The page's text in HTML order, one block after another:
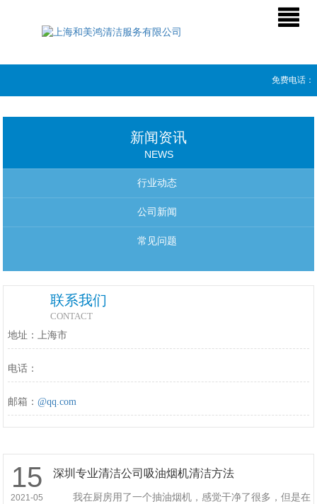
免费电话：
新闻资讯
NEWS
行业动态
公司新闻
常见问题
联系我们
CONTACT
地址：上海市
电话：
邮箱：@qq.com
15
2021-05
深圳专业清洁公司吸油烟机清洁方法
我在厨房用了一个抽油烟机，感觉干净了很多，但是在